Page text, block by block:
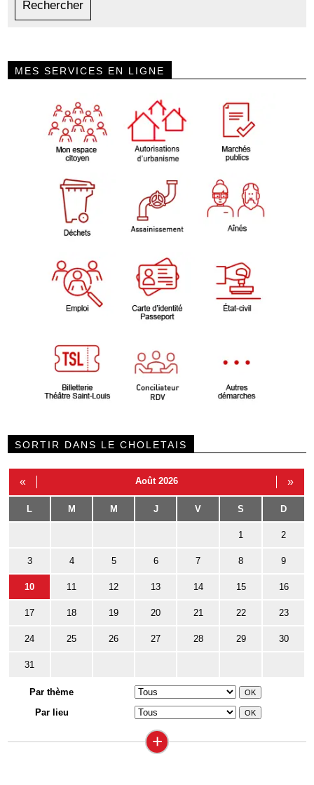
MES SERVICES EN LIGNE
SORTIR DANS LE CHOLETAIS
« Août 2026 »
L M M J V S D
1 2
3 4 5 6 7 8 9
10 11 12 13 14 15 16
17 18 19 20 21 22 23
24 25 26 27 28 29 30
31
Par thème
Par lieu
+